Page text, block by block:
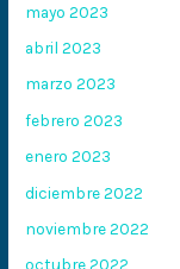
mayo 2023
abril 2023
marzo 2023
febrero 2023
enero 2023
diciembre 2022
noviembre 2022
octubre 2022